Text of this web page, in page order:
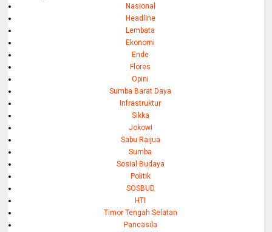
Nasional
Headline
Lembata
Ekonomi
Ende
Flores
Opini
Sumba Barat Daya
Infrastruktur
Sikka
Jokowi
Sabu Raijua
Sumba
Sosial Budaya
Politik
SOSBUD
HTI
Timor Tengah Selatan
Pancasila